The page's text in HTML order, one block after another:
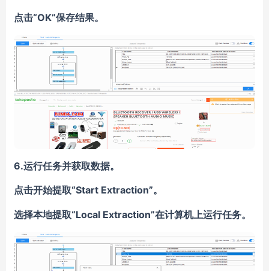
点击“OK”保存结果。
6.运行任务并获取数据。
点击开始提取“Start Extraction”。
选择本地提取“Local Extraction”在计算机上运行任务。